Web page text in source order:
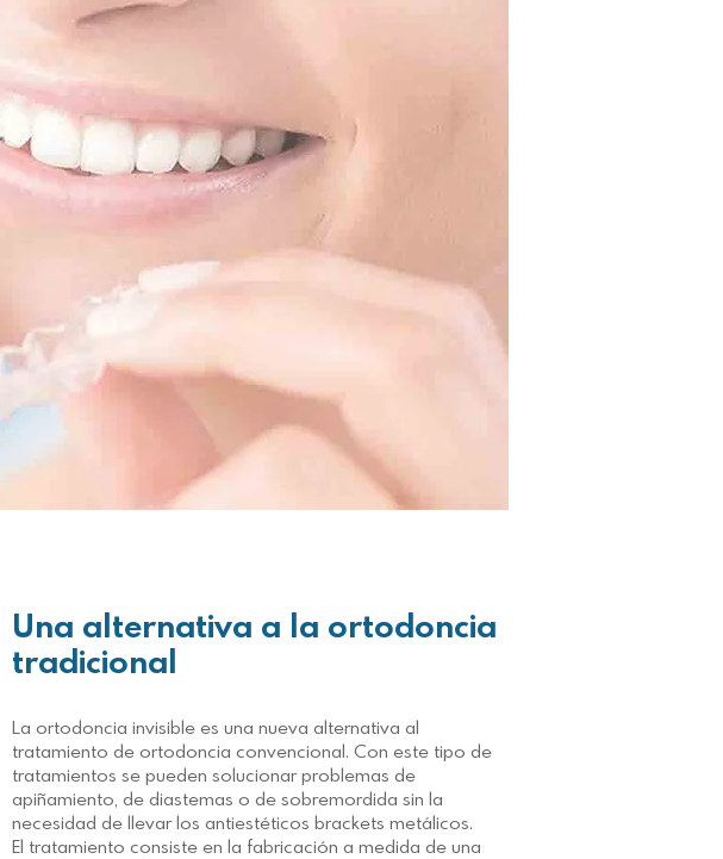
Una alternativa a la ortodoncia
tradicional
La ortodoncia invisible es una nueva alternativa al
tratamiento de ortodoncia convencional. Con este tipo de
tratamientos se pueden solucionar problemas de
apiñamiento, de diastemas o de sobremordida sin la
necesidad de llevar los antiestéticos brackets metálicos.
El tratamiento consiste en la fabricación a medida de una